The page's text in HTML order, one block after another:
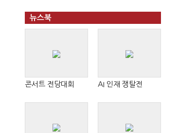
뉴스북
콘서트 전당대회 AI 인재 쟁탈전